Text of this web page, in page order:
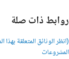
روابط ذات صلة
(انظر الوثائق المتعلقة
المشروعات